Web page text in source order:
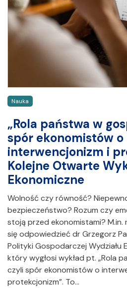
Nauka
„Rola państwa w
spór ekonomistów o
interwencjonizm i
Kolejne Otwarte
Ekonomiczne
Wolność czy równość?
bezpieczeństwo? Rozum czy
stoją przed ekonomistami?
się odpowiedzieć dr Grzegorz
Polityki Gospodarczej Wydziału
który wygłosi wykład pt. „Rola
czyli spór ekonomistów o
protekcjonizm”. To…